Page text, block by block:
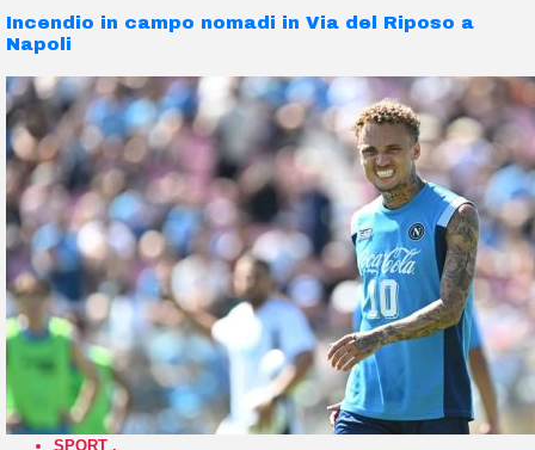
Incendio in campo nomadi in Via del Riposo a
Napoli
SPORT ,